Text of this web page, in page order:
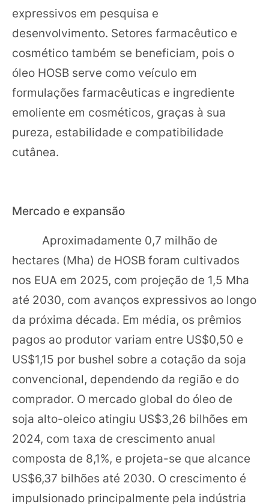
expressivos em pesquisa e
desenvolvimento. Setores farmacêutico e
cosmético também se beneficiam, pois o
óleo HOSB serve como veículo em
formulações farmacêuticas e ingrediente
emoliente em cosméticos, graças à sua
pureza, estabilidade e compatibilidade
cutânea.
Mercado e expansão
Aproximadamente 0,7 milhão de
hectares (Mha) de HOSB foram cultivados
nos EUA em 2025, com projeção de 1,5 Mha
até 2030, com avanços expressivos ao longo
da próxima década. Em média, os prêmios
pagos ao produtor variam entre US$0,50 e
US$1,15 por bushel sobre a cotação da soja
convencional, dependendo da região e do
comprador. O mercado global do óleo de
soja alto-oleico atingiu US$3,26 bilhões em
2024, com taxa de crescimento anual
composta de 8,1%, e projeta-se que alcance
US$6,37 bilhões até 2030. O crescimento é
impulsionado principalmente pela indústria